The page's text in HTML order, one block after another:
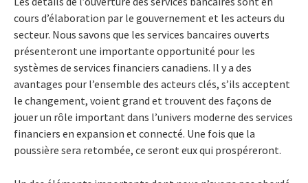
cours d’élaboration par le gouvernement et les acteurs du
secteur. Nous savons que les services bancaires ouverts
présenteront une importante opportunité pour les
systèmes de services financiers canadiens. Il y a des
avantages pour l’ensemble des acteurs clés, s’ils acceptent
le changement, voient grand et trouvent des façons de
jouer un rôle important dans l’univers moderne des services
financiers en expansion et connecté. Une fois que la
poussière sera retombée, ce seront eux qui prospéreront.